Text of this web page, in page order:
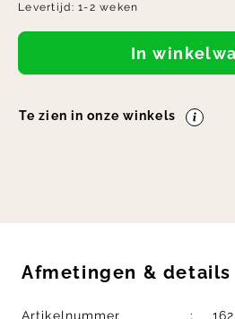
Levertijd:1-2 weken
In
Te zien in onze winkels
Afmetingen & details
Artikelnummer